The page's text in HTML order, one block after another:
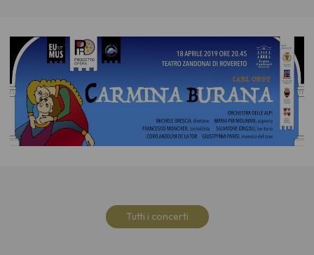
Tutti i concerti